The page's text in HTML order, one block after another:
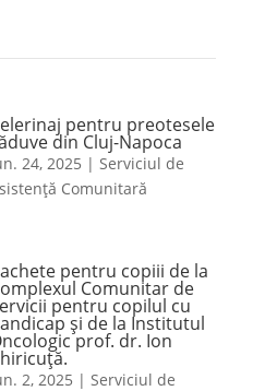
pentru preotesele
din Cluj-Napoca
24, 2025 | Serviciul de
Comunitară
pentru copiii de la
Comunitar de
pentru copilul cu
și de la Institutul
prof. dr. Ion
2, 2025 | Serviciul de